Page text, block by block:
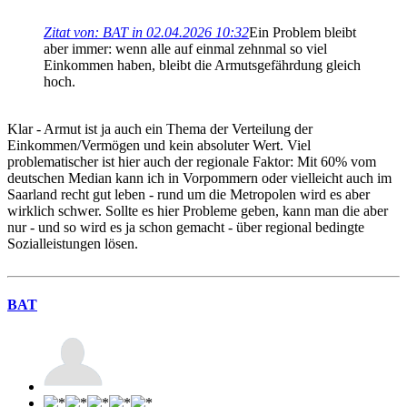
Zitat von: BAT in 02.04.2026 10:32Ein Problem bleibt
aber immer: wenn alle auf einmal zehnmal so viel
Einkommen haben, bleibt die Armutsgefährdung gleich
hoch.
Klar - Armut ist ja auch ein Thema der Verteilung der
Einkommen/Vermögen und kein absoluter Wert. Viel
problematischer ist hier auch der regionale Faktor: Mit 60% vom
deutschen Median kann ich in Vorpommern oder vielleicht auch im
Saarland recht gut leben - rund um die Metropolen wird es aber
wirklich schwer. Sollte es hier Probleme geben, kann man die aber
nur - und so wird es ja schon gemacht - über regional bedingte
Sozialleistungen lösen.
BAT